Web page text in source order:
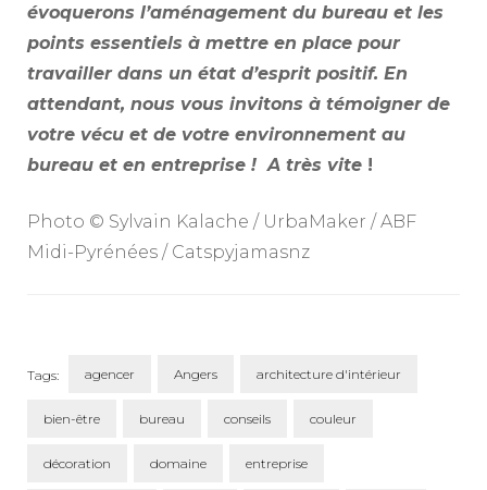
évoquerons l’aménagement du bureau et les
points essentiels à mettre en place pour
travailler dans un état d’esprit positif. En
attendant, nous vous invitons à témoigner de
votre vécu et de votre environnement au
bureau et en entreprise ! A très vite !
Photo © Sylvain Kalache / UrbaMaker / ABF
Midi-Pyrénées / Catspyjamasnz
Tags: agencer Angers architecture d'intérieur
bien-être bureau conseils couleur
décoration domaine entreprise